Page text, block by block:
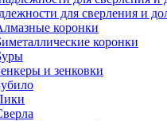
для сверления и
коронки
коронки
и зенковки